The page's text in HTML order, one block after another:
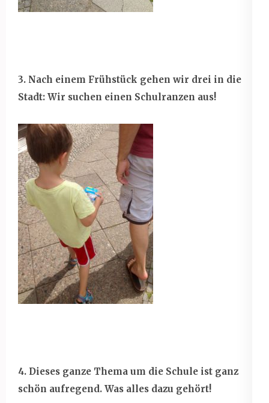
3. Nach einem Frühstück gehen wir drei in die
Stadt: Wir suchen einen Schulranzen aus!
4. Dieses ganze Thema um die Schule ist ganz
schön aufregend. Was alles dazu gehört!